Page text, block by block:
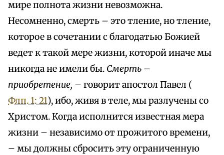
мире полнота жизни невозможна.
Несомненно, смерть – это тление, но тление,
которое в сочетании с благодатью Божией
ведет к такой мере жизни, которой иначе мы
никогда не имели бы. Смерть –
приобретение, – говорит апостол Павел (
Флп. 1: 21), ибо, живя в теле, мы разлучены со
Христом. Когда исполнится известная мера
жизни – независимо от прожитого времени,
– мы должны сбросить эту ограниченную